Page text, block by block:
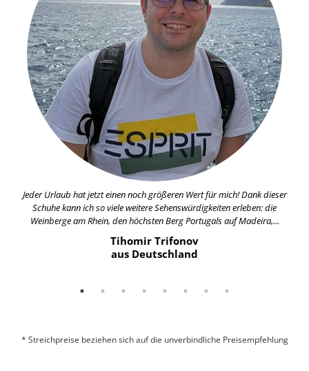
Jeder Urlaub hat jetzt einen noch größeren Wert für mich! Dank dieser
Schuhe kann ich so viele weitere Sehenswürdigkeiten erleben: die
Weinberge am Rhein, den höchsten Berg Portugals auf Madeira,...
Tihomir Trifonov
aus Deutschland
* Streichpreise beziehen sich auf die unverbindliche Preisempfehlung